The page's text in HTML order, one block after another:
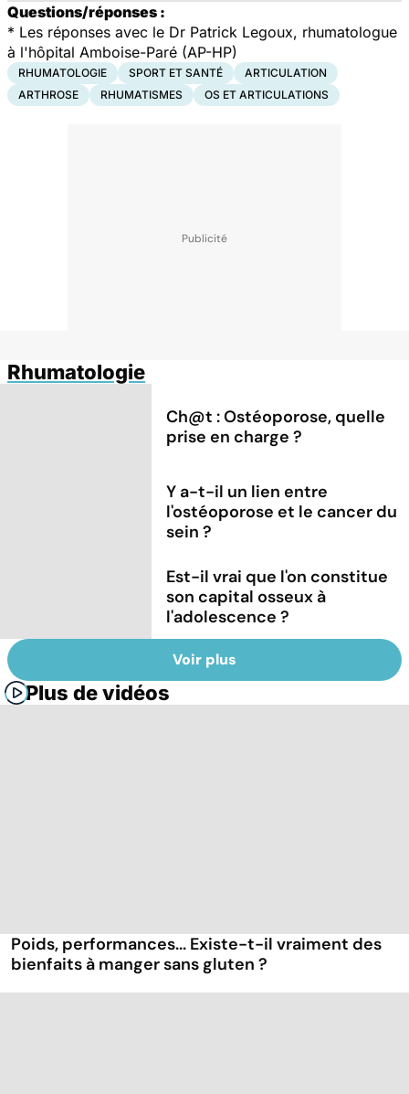
Questions/réponses :
* Les réponses avec le Dr Patrick Legoux, rhumatologue
à l'hôpital Amboise-Paré (AP-HP)
RHUMATOLOGIE SPORT ET SANTÉ
ARTICULATION
ARTHROSE
RHUMATISMES OS ET ARTICULATIONS
Rhumatologie
Ch@t : Ostéoporose, quelle
prise en charge ?
Y a-t-il un lien entre
l'ostéoporose et le cancer du
sein ?
Est-il vrai que l'on constitue
son capital osseux à
l'adolescence ?
Voir plus
Plus de vidéos
Poids, performances... Existe-t-il vraiment des
bienfaits à manger sans gluten ?